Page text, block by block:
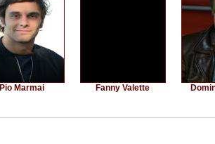
Pio Marmai Fanny Valette